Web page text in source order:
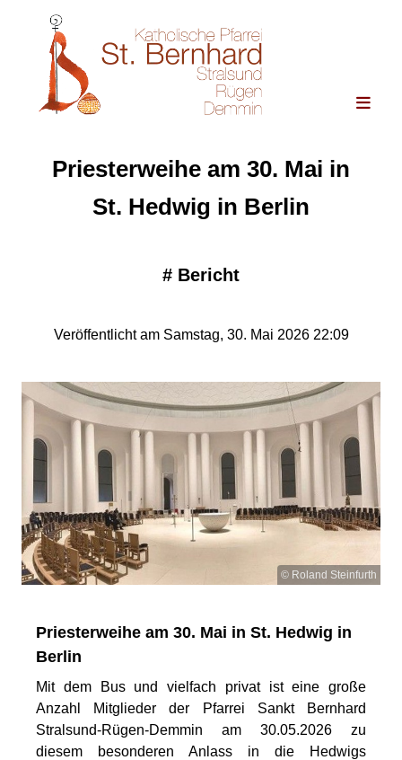
Priesterweihe am 30. Mai in
St. Hedwig in Berlin
# Bericht
Veröffentlicht am Samstag, 30. Mai 2026 22:09
© Roland Steinfurth
Priesterweihe am 30. Mai in St. Hedwig in
Berlin
Mit dem Bus und vielfach privat ist eine große
Anzahl Mitglieder der Pfarrei Sankt Bernhard
Stralsund-Rügen-Demmin am 30.05.2026 zu
diesem besonderen Anlass in die Hedwigs